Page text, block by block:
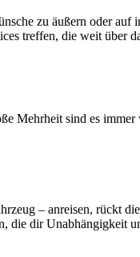
zu äußern oder
treffen, die weit über
Mehrheit sind es
– anreisen, rückt
die dir Unabhängigkeit